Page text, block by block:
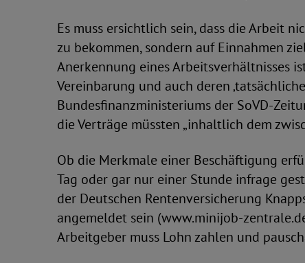
Es muss ersichtlich sein, dass die Arbeit
zu bekommen, sondern auf Einnahmen
Anerkennung eines Arbeitsverhältnisses
Vereinbarung und auch deren
Bundesfinanzministeriums der SoVD-
die Verträge müssten „inhaltlich dem
Ob die Merkmale einer Beschäftigung
Tag oder gar nur einer Stunde infrage
der Deutschen Rentenversicherung
angemeldet sein (www.minijob-
Arbeitgeber muss Lohn zahlen und